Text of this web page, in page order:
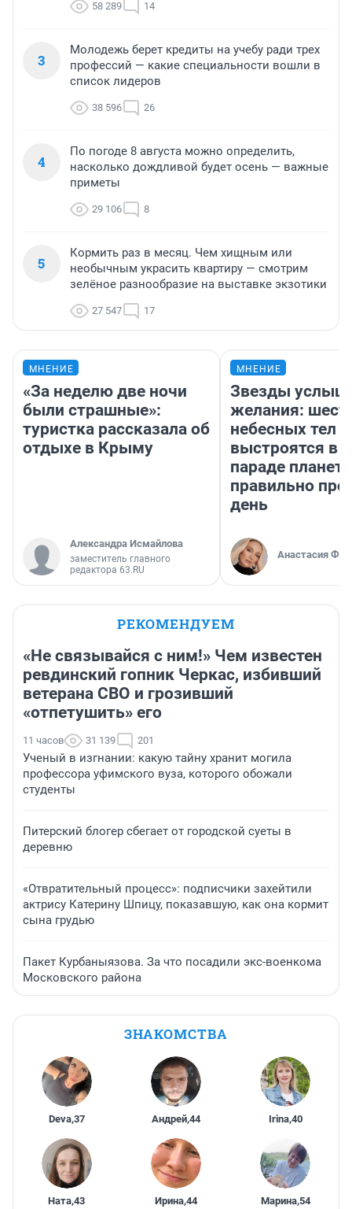
58 289 14
3
Молодежь берет кредиты на учебу ради трех
профессий — какие специальности вошли в
список лидеров
38 596 26
4
По погоде 8 августа можно определить,
насколько дождливой будет осень — важные
приметы
29 106 8
5
Кормить раз в месяц. Чем хищным или
необычным украсить квартиру — смотрим
зелёное разнообразие на выставке экзотики
27 547 17
МНЕНИЕ
«За неделю две ночи
были страшные»:
туристка рассказала об
отдыхе в Крыму
Александра Исмайлова
заместитель главного
редактора 63.RU
МНЕНИЕ
Звезды
желания:
небесных тел
выстроятся в
параде планет
правильно
день
Анастасия
РЕКОМЕНДУЕМ
«Не связывайся с ним!» Чем известен
ревдинский гопник Черкас, избивший
ветерана СВО и грозивший
«отпетушить» его
11 часов 31 139 201
Ученый в изгнании: какую тайну хранит могила
профессора уфимского вуза, которого обожали
студенты
Питерский блогер сбегает от городской суеты в
деревню
«Отвратительный процесс»: подписчики захейтили
актрису Катерину Шпицу, показавшую, как она кормит
сына грудью
Пакет Курбаныязова. За что посадили экс-военкома
Московского района
ЗНАКОМСТВА
Deva,37 Андрей,44 Irina,40
Ната,43 Ирина,44 Марина,54